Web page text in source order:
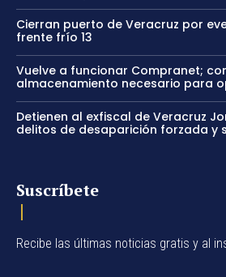
Cierran puerto de Veracruz por
frente frío 13
Vuelve a funcionar Compranet;
almacenamiento necesario para
Detienen al exfiscal de Veracruz
delitos de desaparición forzada y
Suscríbete
Recibe las últimas noticias gratis y al